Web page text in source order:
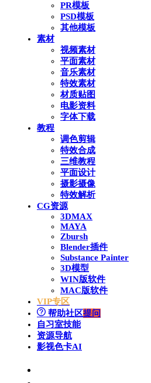
PR模板
PSD模板
其他模板
素材
视频素材
平面素材
音乐素材
特效素材
材质贴图
电影资料
字体下载
教程
调色剪辑
特效合成
三维教程
平面设计
摄影摄像
特效解析
CG资源
3DMAX
MAYA
Zbursh
Blender插件
Substance Painter
3D模型
WIN版软件
MAC版软件
VIP专区
帮助社区提问
自习室技能
资源导航
影视色卡AI